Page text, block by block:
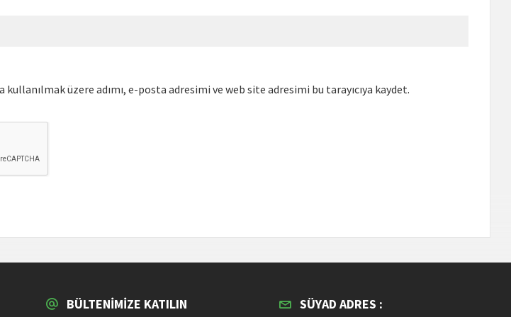
kullanılmak üzere adımı, e-posta adresimi ve web site adresimi bu tarayıcıya kaydet.
BÜLTENIMIZE KATILIN SÜYAD ADRES :